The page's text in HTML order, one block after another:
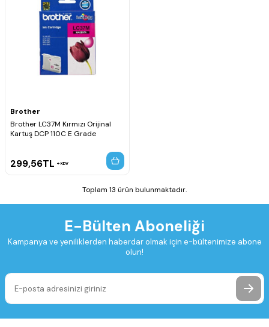
Brother
Brother LC37M Kırmızı Orijinal
Kartuş DCP 110C E Grade
299,56TL KDV
Toplam 13 ürün bulunmaktadır.
E-Bülten Aboneliği
Kampanya ve yeniliklerden haberdar olmak için e-bültenimize abone
olun!